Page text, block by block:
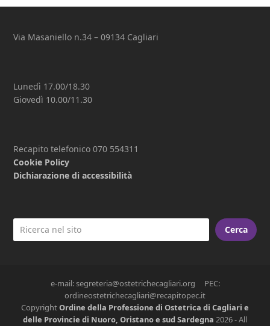
post:
post:
Via Masaniello n.34 – 09134 Cagliari
Lunedì 17.00/18.30
Giovedì 10.00/11.30
Recapito telefonico 070 554311
Cookie Policy
Dichiarazione di accessibilità
Cerca
e-mail: segreteria@ostetrichecagliari.org PEC:
ordineostetrichecagliari@recapitopec.it
CopyrightOrdine della Professione di Ostetrica di Cagliari e
delle Provincie di Nuoro, Oristano e sud Sardegna 2026 - All